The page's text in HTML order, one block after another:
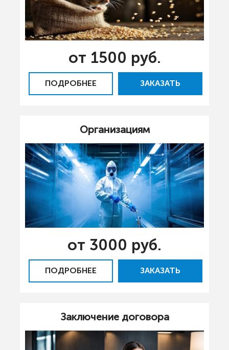
от 1500 руб.
ПОДРОБНЕЕ ЗАКАЗАТЬ
Организациям
от 3000 руб.
ПОДРОБНЕЕ ЗАКАЗАТЬ
Заключение договора